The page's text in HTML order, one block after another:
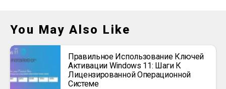
You May Also Like
Правильное Использование Ключей
Активации Windows 11: Шаги К
Лицензированной Операционной
Системе